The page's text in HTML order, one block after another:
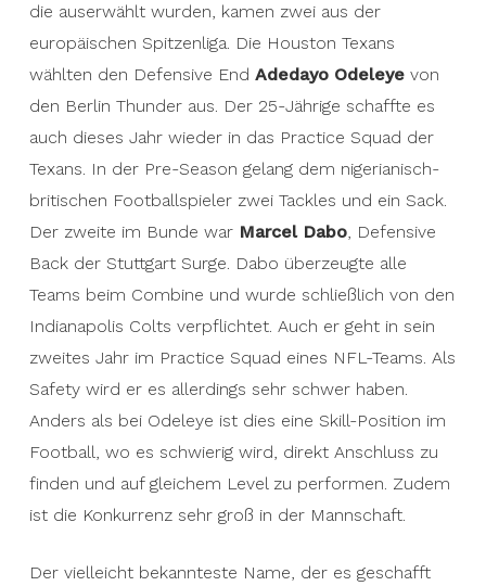
die auserwählt wurden, kamen zwei aus der
europäischen Spitzenliga. Die Houston Texans
wählten den Defensive End Adedayo Odeleyevon
den Berlin Thunder aus. Der 25-Jährige schaffte es
auch dieses Jahr wieder in das Practice Squad der
Texans. In der Pre-Season gelang dem nigerianisch-
britischen Footballspieler zwei Tackles und ein Sack.
Der zweite im Bunde war Marcel Dabo, Defensive
Back der Stuttgart Surge. Dabo überzeugte alle
Teams beim Combine und wurde schließlich von den
Indianapolis Colts verpflichtet. Auch er geht in sein
zweites Jahr im Practice Squad eines NFL-Teams. Als
Safety wird er es allerdings sehr schwer haben.
Anders als bei Odeleye ist dies eine Skill-Position im
Football, wo es schwierig wird, direkt Anschluss zu
finden und auf gleichem Level zu performen. Zudem
ist die Konkurrenz sehr groß in der Mannschaft.
Der vielleicht bekannteste Name, der es geschafft